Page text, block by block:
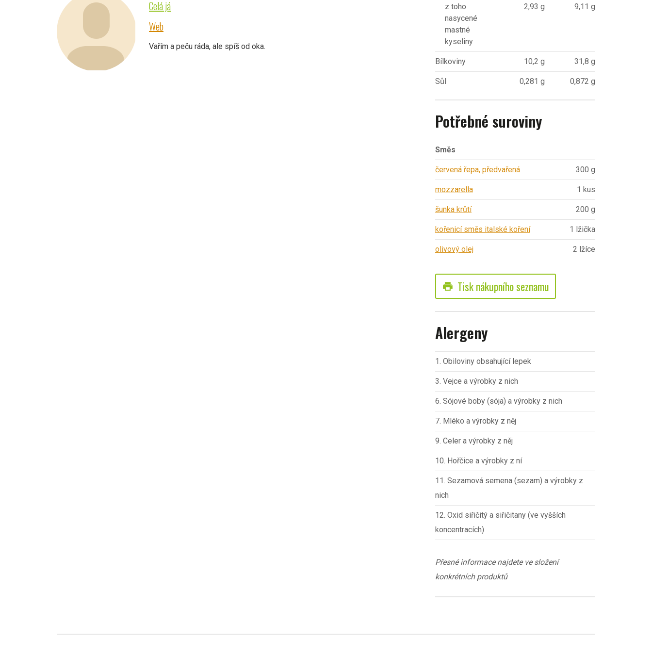
Celá já
Web
Vařím a peču ráda, ale spíš od oka.
z toho
nasycené
mastné
kyseliny
2,93 g
9,11 g
Bílkoviny 10,2 g 31,8 g
Sůl 0,281 g 0,872 g
Potřebné suroviny
Směs
červená řepa, předvařená 300 g
mozzarella 1 kus
šunka krůtí 200 g
kořenicí směs italské koření 1 lžička
olivový olej 2 lžíce
print Tisk nákupního seznamu
Alergeny
1. Obiloviny obsahující lepek
3. Vejce a výrobky z nich
6. Sójové boby (sója) a výrobky z nich
7. Mléko a výrobky z něj
9. Celer a výrobky z něj
10. Hořčice a výrobky z ní
11. Sezamová semena (sezam) a výrobky z
nich
12. Oxid siřičitý a siřičitany (ve vyšších
koncentracích)
Přesné informace najdete ve složení
konkrétních produktů